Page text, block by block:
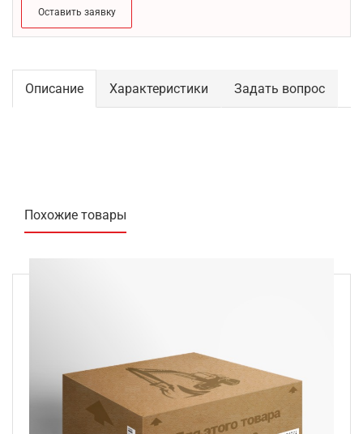
Оставить заявку
Описание Характеристики Задать вопрос
Похожие товары